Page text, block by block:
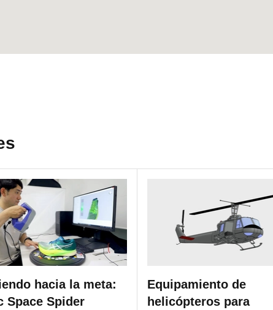
hacia la meta:
Space Spider
Equipamiento de
helicópteros para